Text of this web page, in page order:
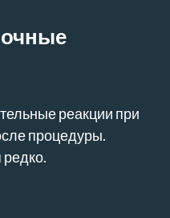
реакции при
процедуры.